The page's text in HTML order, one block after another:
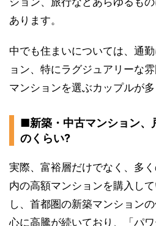
あります。
中でも住まいについては、通
ョン、特にラグジュアリーな
マンションを選ぶカップルが多
■新築・中古マンション、
のくらい?
実際、富裕層だけでなく、多
内の高額マンションを購入し
し、首都圏の新築マンション
心に高騰が続いており、「パ